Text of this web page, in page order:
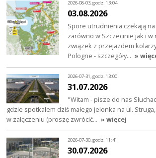
2026-08-03, godz. 13:04
03.08.2026
Spore utrudnienia czekają
zarówno w Szczecinie jak i w
związek z przejazdem
Pologne - szczegóły… »
2026-07-31, godz. 13:00
31.07.2026
"Witam - pisze do nas
gdzie spotkałem dziś małego jelonka na ul.
w załączeniu (proszę zwrócić… » więcej
2026-07-30, godz. 11:41
30.07.2026